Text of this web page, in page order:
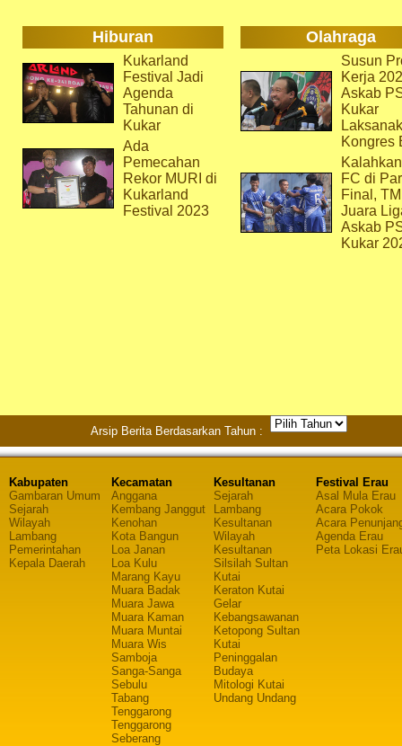
Hiburan Olahraga
Kukarland
Festival Jadi
Agenda
Tahunan di
Kukar
Ada
Pemecahan
Rekor MURI di
Kukarland
Festival 2023
Susun
Kerja
Askab
Kukar
Kongres
FC di
Final,
Juara
Askab
Kukar
Arsip Berita Berdasarkan Tahun :
Kabupaten
Gambaran Umum
Sejarah
Wilayah
Lambang
Pemerintahan
Kepala Daerah
Kecamatan
Anggana
Kembang Janggut
Kenohan
Kota Bangun
Loa Janan
Loa Kulu
Marang Kayu
Muara Badak
Muara Jawa
Muara Kaman
Muara Muntai
Muara Wis
Samboja
Sanga-Sanga
Sebulu
Tabang
Tenggarong
Tenggarong
Seberang
Kesultanan
Sejarah
Lambang
Kesultanan
Wilayah
Kesultanan
Silsilah Sultan
Kutai
Keraton Kutai
Gelar
Kebangsawanan
Ketopong Sultan
Kutai
Peninggalan
Budaya
Mitologi Kutai
Undang Undang
Festival Erau
Asal Mula Erau
Acara Pokok
Acara
Agenda Erau
Peta Lokasi